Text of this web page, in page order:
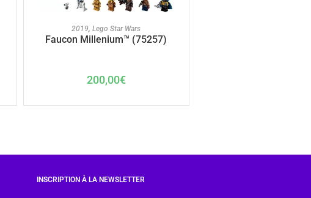
AJOUTER AU PANIER
2019 ,Lego Star Wars
Faucon Millenium™ (75257)
200,00€
INSCRIPTION À LA NEWSLETTER